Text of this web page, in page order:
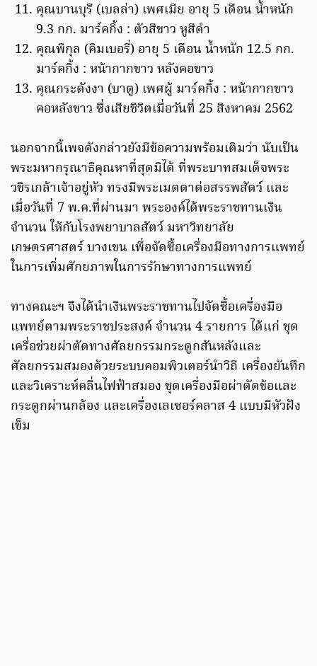
คุณบานบุรี (เบลล่า) เพศเมีย อายุ 5 เดือน น้ำหนัก
9.3 กก. มาร์คกิ้ง : ตัวสีขาว หูสีดำ
คุณพิกุล (คิมเบอรี่) อายุ 5 เดือน น้ำหนัก 12.5 กก.
มาร์คกิ้ง : หน้ากากขาว หลังคอขาว
คุณกระดังงา (บาตู) เพศผู้ มาร์คกิ้ง : หน้ากากขาว
คอหลังขาว ซึ่งเสียชีวิตเมื่อวันที่ 25 สิงหาคม 2562
นอกจากนี้เพจดังกล่าวยังมีข้อความพร้อมเติมว่า นับเป็น
พระมหากรุณาธิคุณหาที่สุดมิได้ ที่พระบาทสมเด็จพระ
วชิรเกล้าเจ้าอยู่หัว ทรงมีพระเมตตาต่อสรรพสัตว์ และ
เมื่อวันที่ 7 พ.ค.ที่ผ่านมา พระองค์ได้พระราชทานเงิน
จำนวน ให้กับโรงพยาบาลสัตว์ มหาวิทยาลัย
เกษตรศาสตร์ บางเขน เพื่อจัดซื้อเครื่องมือทางการแพทย์
ในการเพิ่มศักยภาพในการรักษาทางการแพทย์
ทางคณะฯ จึงได้นำเงินพระราชทานไปจัดซื้อเครื่องมือ
แพทย์ตามพระราชประสงค์ จำนวน 4 รายการ ได้แก่ ชุด
เครื่อช่วยผ่าตัดทางศัลยกรรมกระดูกสันหลังและ
ศัลยกรรมสมองด้วยระบบคอมพิวเตอร์นำวิถี เครื่องยันทึก
และวิเคราะห์คลื่นไฟฟ้าสมอง ชุดเครื่องมือผ่าตัดข้อและ
กระดูกผ่านกล้อง และเครื่องเลเซอร์คลาส 4 แบบมีหัวฝัง
เข็ม